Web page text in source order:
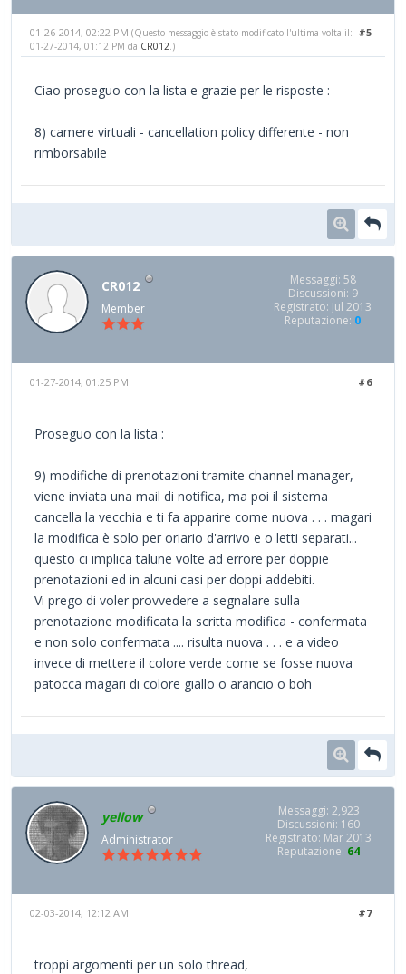
#5
01-26-2014, 02:22 PM (Questo messaggio è stato modificato l'ultima volta il:
01-27-2014, 01:12 PM da CR012.)
Ciao proseguo con la lista e grazie per le risposte :
8) camere virtuali - cancellation policy differente - non
rimborsabile
CR012
Member
Messaggi: 58
Discussioni: 9
Registrato: Jul 2013
Reputazione: 0
#6
01-27-2014, 01:25 PM
Proseguo con la lista :
9) modifiche di prenotazioni tramite channel manager,
viene inviata una mail di notifica, ma poi il sistema
cancella la vecchia e ti fa apparire come nuova . . . magari
la modifica è solo per oriario d'arrivo e o letti separati...
questo ci implica talune volte ad errore per doppie
prenotazioni ed in alcuni casi per doppi addebiti.
Vi prego di voler provvedere a segnalare sulla
prenotazione modificata la scritta modifica - confermata
e non solo confermata .... risulta nuova . . . e a video
invece di mettere il colore verde come se fosse nuova
patocca magari di colore giallo o arancio o boh
yellow
Administrator
Messaggi: 2,923
Discussioni: 160
Registrato: Mar 2013
Reputazione: 64
#7
02-03-2014, 12:12 AM
troppi argomenti per un solo thread,